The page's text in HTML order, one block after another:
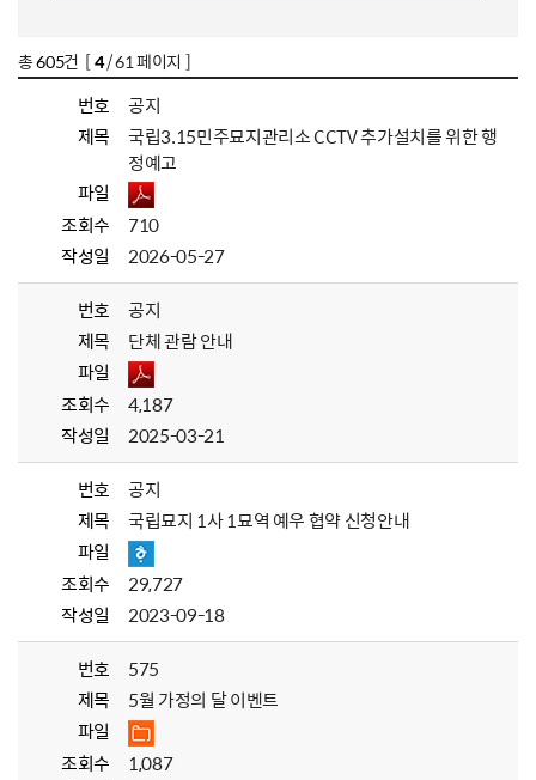
총605건 [4/ 61 페이지 ]
번호
공지
제목
국립3.15민주묘지관리소 CCTV 추가설치를 위한 행
정예고
파일
조회수
710
작성일
2026-05-27
번호
공지
제목
단체 관람 안내
파일
조회수
4,187
작성일
2025-03-21
번호
공지
제목
국립묘지 1사 1묘역 예우 협약 신청안내
파일
조회수
29,727
작성일
2023-09-18
번호
575
제목
5월 가정의 달 이벤트
파일
조회수
1,087